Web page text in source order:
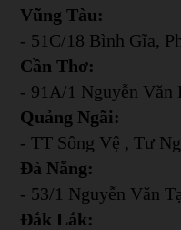
Vũng Tàu:
- 51C/18 Bình Gĩa,
Cần Thơ:
- 91A/1 Nguyễn
Quảng Ngãi:
- TT Sông Vệ , Tư
Đà Nẵng:
- 53/1 Nguyễn Văn
Đắk Lắk: